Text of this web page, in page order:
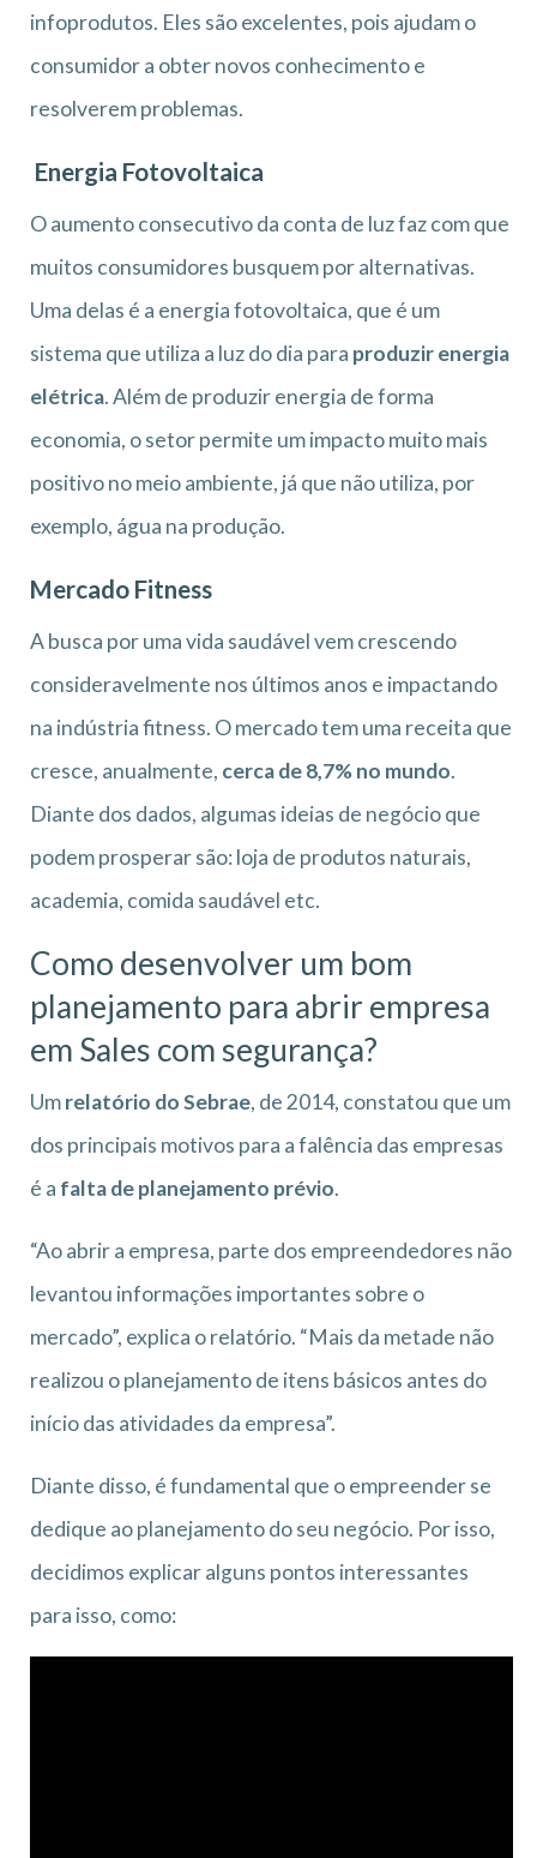
infoprodutos. Eles são excelentes, pois ajudam o
consumidor a obter novos conhecimento e
resolverem problemas.
Energia Fotovoltaica
O aumento consecutivo da conta de luz faz com que
muitos consumidores busquem por alternativas.
Uma delas é a energia fotovoltaica, que é um
sistema que utiliza a luz do dia para produzir energia
elétrica. Além de produzir energia de forma
economia, o setor permite um impacto muito mais
positivo no meio ambiente, já que não utiliza, por
exemplo, água na produção.
Mercado Fitness
A busca por uma vida saudável vem crescendo
consideravelmente nos últimos anos e impactando
na indústria fitness. O mercado tem uma receita que
cresce, anualmente, cerca de 8,7% no mundo.
Diante dos dados, algumas ideias de negócio que
podem prosperar são: loja de produtos naturais,
academia, comida saudável etc.
Como desenvolver um bom
planejamento para abrir empresa
em Sales com segurança?
Umrelatório do Sebrae, de 2014, constatou que um
dos principais motivos para a falência das empresas
é a falta de planejamento prévio.
“Ao abrir a empresa, parte dos empreendedores não
levantou informações importantes sobre o
mercado”, explica o relatório. “Mais da metade não
realizou o planejamento de itens básicos antes do
início das atividades da empresa”.
Diante disso, é fundamental que o empreender se
dedique ao planejamento do seu negócio. Por isso,
decidimos explicar alguns pontos interessantes
para isso, como: